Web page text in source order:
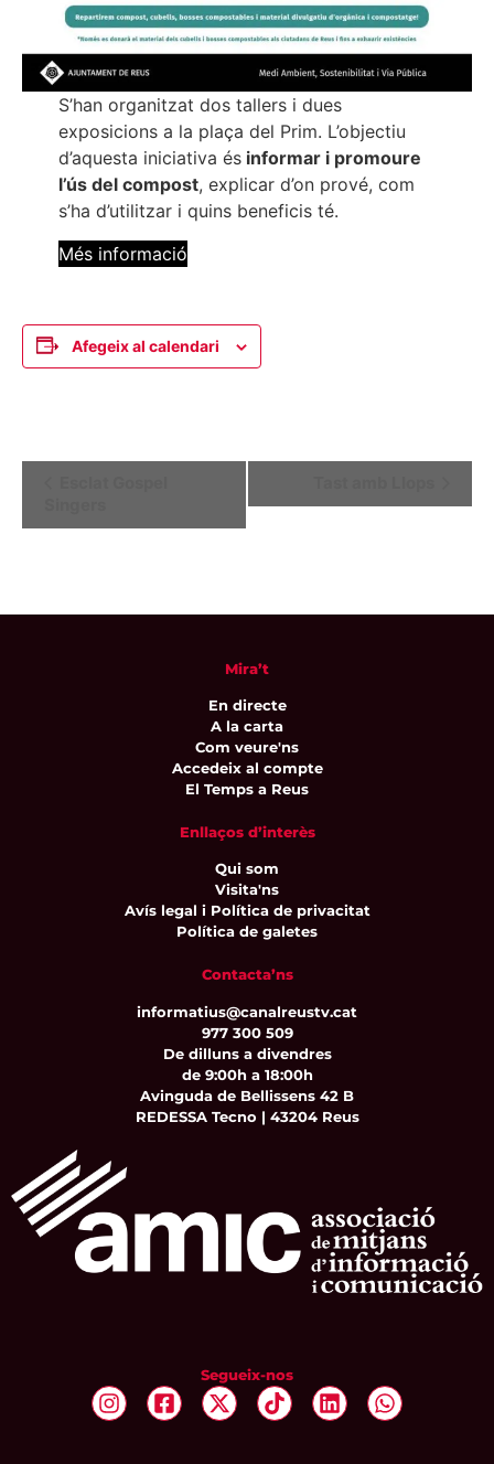
S’han organitzat dos tallers i dues
exposicions a la plaça del Prim. L’objectiu
d’aquesta iniciativa ésinformar i promoure
l’ús del compost, explicar d’on prové, com
s’ha d’utilitzar i quins beneficis té.
Més informació
Afegeix al calendari
d'Esdeveniment
Mira’t
En directe
A la carta
Com veure'ns
Accedeix al compte
El Temps a Reus
Enllaços d’interès
Qui som
Visita'ns
Avís legal i Política de privacitat
Política de galetes
Contacta’ns
informatius@canalreustv.cat
977 300 509
De dilluns a divendres
de 9:00h a 18:00h
Avinguda de Bellissens 42 B
REDESSA Tecno | 43204 Reus
Segueix-nos